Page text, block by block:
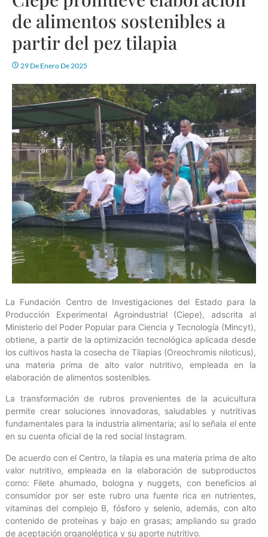
de alimentos sostenibles a
partir del pez tilapia
29 De Enero De 2025
La Fundación Centro de Investigaciones del Estado para la
Producción Experimental Agroindustrial (Ciepe), adscrita al
Ministerio del Poder Popular para Ciencia y Tecnología (Mincyt),
obtiene, a partir de la optimización tecnológica aplicada desde
los cultivos hasta la cosecha de Tilapias (Oreochromis niloticus),
una materia prima de alto valor nutritivo, empleada en la
elaboración de alimentos sostenibles.
La transformación de rubros provenientes de la acuicultura
permite crear soluciones innovadoras, saludables y nutritivas
fundamentales para la industria alimentaria; así lo señala el ente
en su cuenta oficial de la red social Instagram.
De acuerdo con el Centro, la tilapia es una materia prima de alto
valor nutritivo, empleada en la elaboración de subproductos
como: Filete ahumado, bologna y nuggets, con beneficios al
consumidor por ser este rubro una fuente rica en nutrientes,
vitaminas del complejo B, fósforo y selenio, además, con alto
contenido de proteínas y bajo en grasas; ampliando su grado
de aceptación organoléptica y su aporte nutritivo.